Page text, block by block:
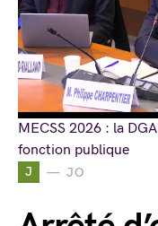
J JO
MECSS 2026 : la
fonction publique